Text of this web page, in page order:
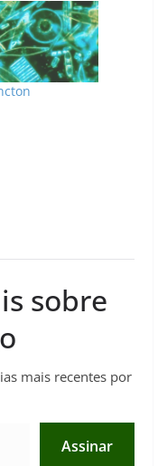
sobre
mais recentes por
Assinar